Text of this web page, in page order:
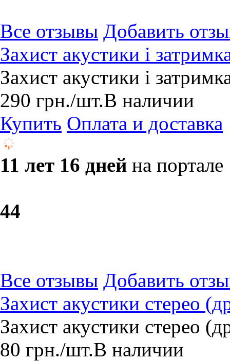
Все отзывы Добавить
Захист акустики і
Захист акустики і
290 грн./шт.В наличии
Купить Оплата и доставка
11 лет 16 дней на портале
44
Все отзывы Добавить
Захист акустики стерео
Захист акустики стерео
80 грн./шт.В наличии